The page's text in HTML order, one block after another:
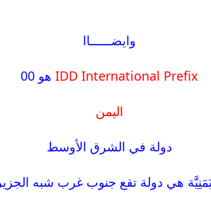
وايضــــــاا
IDD International Prefix هو 00
اليمن
دولة في الشرق الأوسط
هي دولة تقع جنوب غرب شبه